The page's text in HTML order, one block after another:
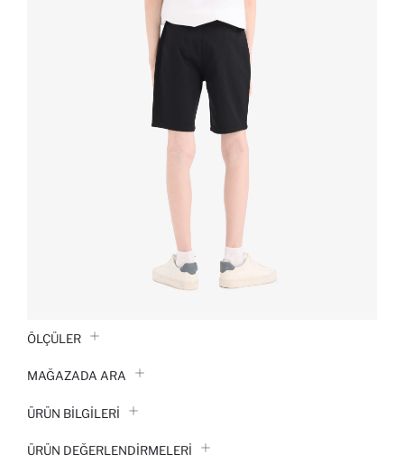
ÖLÇÜLER
MAĞAZADA ARA
ÜRÜN BILGILERI
ÜRÜN DEĞERLENDİRMELERİ